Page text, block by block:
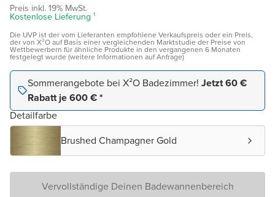
Preis inkl. 19% MwSt.
Kostenlose Lieferung ¹
Die UVP ist der vom Lieferanten empfohlene Verkaufspreis oder ein Preis,
der von X²O auf Basis einer vergleichenden Marktstudie der Preise von
Wettbewerbern für ähnliche Produkte in den vergangenen 6 Monaten
festgelegt wurde (weitere Informationen auf Anfrage)
Sommerangebote bei X²O Badezimmer! Jetzt 60 €
Rabatt je 600 € *
Detailfarbe
Brushed Champagner Gold
Vervollständige Deinen Badewannenbereich